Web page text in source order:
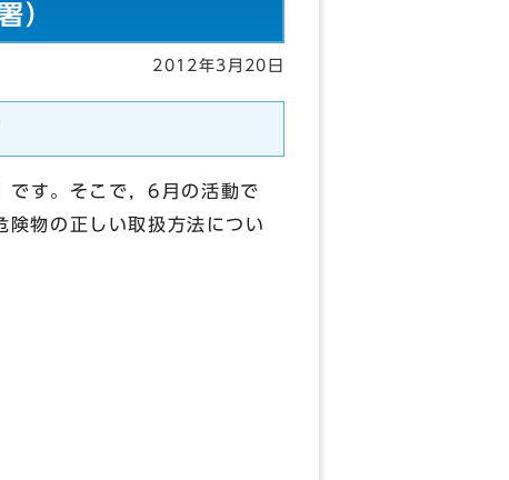
）
2012年3月20日
す。そこで，6月の活動で
険物の正しい取扱方法につい